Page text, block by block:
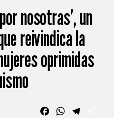
nosotras’, un
reivindica la
oprimidas
FacebookWhatsApp